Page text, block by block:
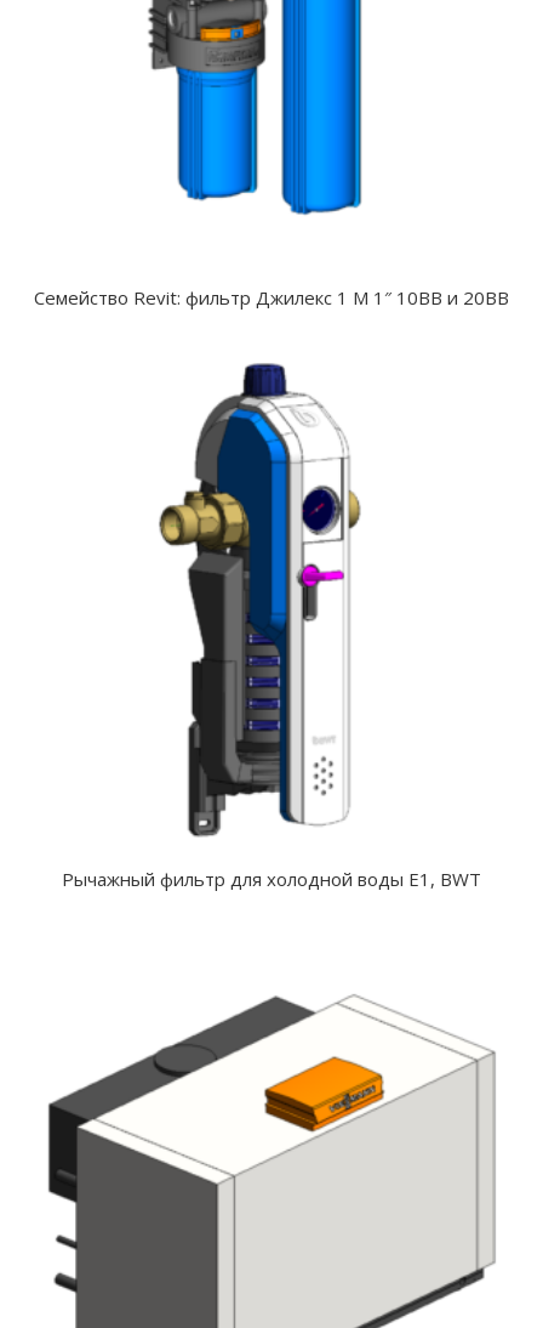
Семейство Revit: фильтр Джилекс 1 М 1″ 10ВВ и 20ВВ
Рычажный фильтр для холодной воды E1, BWT